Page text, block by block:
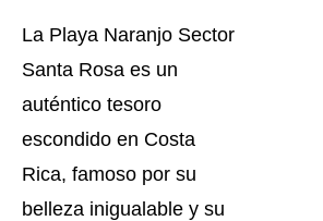
La Playa Naranjo Sector
Santa Rosa es un
auténtico tesoro
escondido en Costa
Rica, famoso por su
belleza inigualable y su